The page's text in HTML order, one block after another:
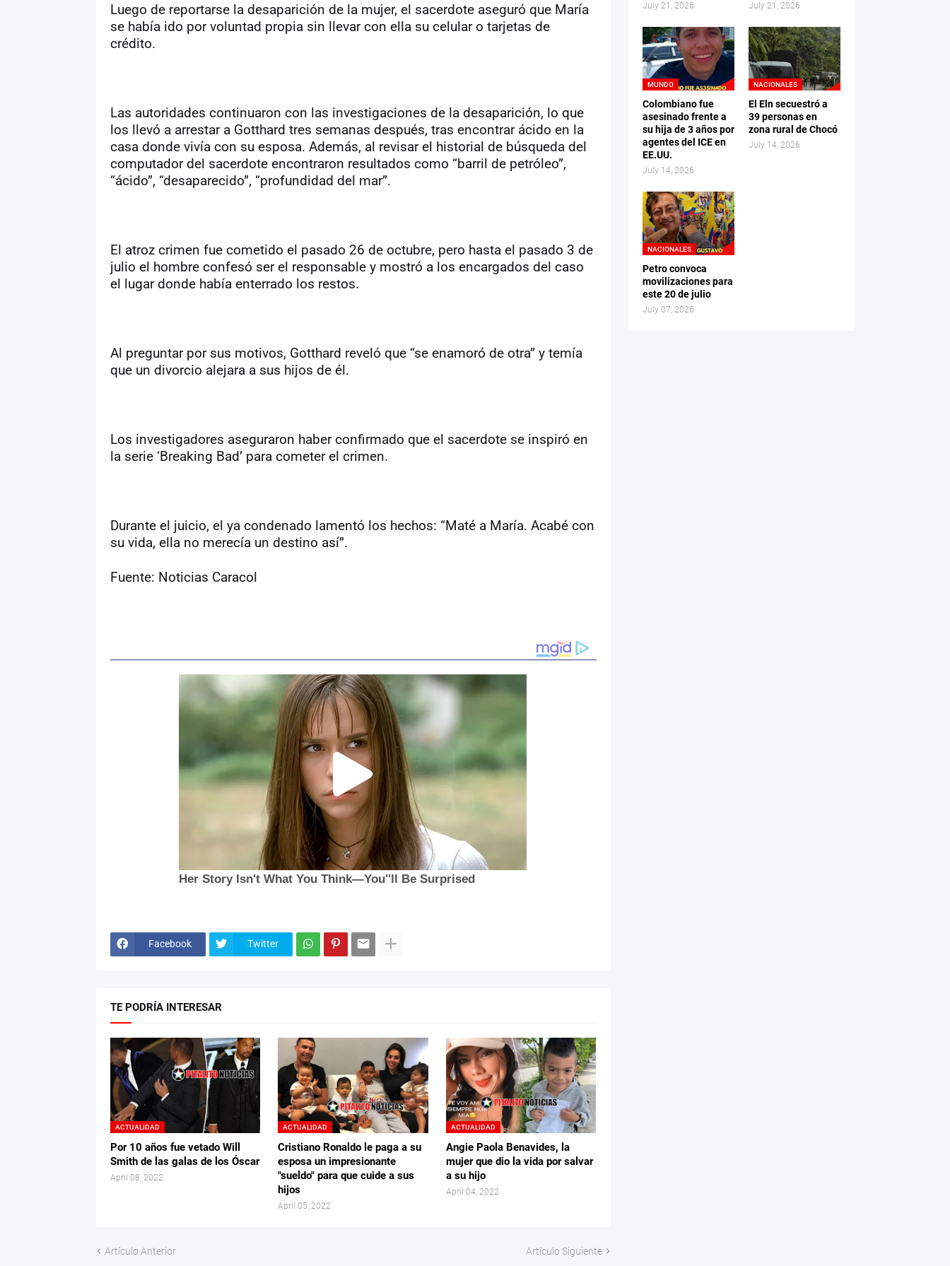
Luego de reportarse la desaparición de la mujer, el sacerdote aseguró que María
se había ido por voluntad propia sin llevar con ella su celular o tarjetas de
crédito.
Las autoridades continuaron con las investigaciones de la desaparición, lo que
los llevó a arrestar a Gotthard tres semanas después, tras encontrar ácido en la
casa donde vivía con su esposa. Además, al revisar el historial de búsqueda del
computador del sacerdote encontraron resultados como “barril de petróleo”,
“ácido”, “desaparecido”, “profundidad del mar”.
El atroz crimen fue cometido el pasado 26 de octubre, pero hasta el pasado 3 de
julio el hombre confesó ser el responsable y mostró a los encargados del caso
el lugar donde había enterrado los restos.
Al preguntar por sus motivos, Gotthard reveló que “se enamoró de otra” y temía
que un divorcio alejara a sus hijos de él.
Los investigadores aseguraron haber confirmado que el sacerdote se inspiró en
la serie ‘Breaking Bad’ para cometer el crimen.
Durante el juicio, el ya condenado lamentó los hechos: “Maté a María. Acabé con
su vida, ella no merecía un destino así”.
Fuente: Noticias Caracol
Facebook Twitter
TE PODRÍA INTERESAR
ACTUALIDAD
Por 10 años fue vetado Will
Smith de las galas de los Óscar
April 08, 2022
ACTUALIDAD
Cristiano Ronaldo le paga a su
esposa un impresionante
"sueldo" para que cuide a sus
hijos
April 05, 2022
ACTUALIDAD
Angie Paola Benavides, la
mujer que dio la vida por salvar
a su hijo
April 04, 2022
Artículo Anterior Artículo Siguiente
July 21, 2026 July 21, 2026
MUNDO
Colombiano fue
asesinado frente a
su hija de 3 años por
agentes del ICE en
EE.UU.
July 14, 2026
NACIONALES
El Eln secuestró a
39 personas en
zona rural de Chocó
July 14, 2026
NACIONALES
Petro convoca
movilizaciones para
este 20 de julio
July 07, 2026